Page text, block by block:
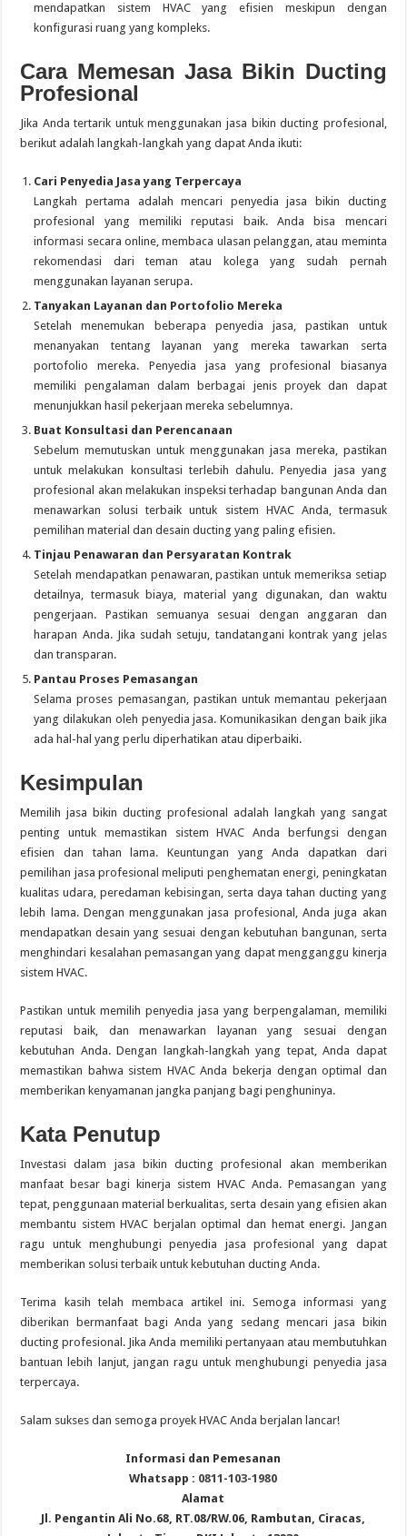
mendapatkan sistem HVAC yang efisien meskipun dengan
konfigurasi ruang yang kompleks.
Cara Memesan Jasa Bikin Ducting
Profesional
Jika Anda tertarik untuk menggunakan jasa bikin ducting profesional,
berikut adalah langkah-langkah yang dapat Anda ikuti:
Cari Penyedia Jasa yang Terpercaya
Langkah pertama adalah mencari penyedia jasa bikin ducting
profesional yang memiliki reputasi baik. Anda bisa mencari
informasi secara online, membaca ulasan pelanggan, atau meminta
rekomendasi dari teman atau kolega yang sudah pernah
menggunakan layanan serupa.
Tanyakan Layanan dan Portofolio Mereka
Setelah menemukan beberapa penyedia jasa, pastikan untuk
menanyakan tentang layanan yang mereka tawarkan serta
portofolio mereka. Penyedia jasa yang profesional biasanya
memiliki pengalaman dalam berbagai jenis proyek dan dapat
menunjukkan hasil pekerjaan mereka sebelumnya.
Buat Konsultasi dan Perencanaan
Sebelum memutuskan untuk menggunakan jasa mereka, pastikan
untuk melakukan konsultasi terlebih dahulu. Penyedia jasa yang
profesional akan melakukan inspeksi terhadap bangunan Anda dan
menawarkan solusi terbaik untuk sistem HVAC Anda, termasuk
pemilihan material dan desain ducting yang paling efisien.
Tinjau Penawaran dan Persyaratan Kontrak
Setelah mendapatkan penawaran, pastikan untuk memeriksa setiap
detailnya, termasuk biaya, material yang digunakan, dan waktu
pengerjaan. Pastikan semuanya sesuai dengan anggaran dan
harapan Anda. Jika sudah setuju, tandatangani kontrak yang jelas
dan transparan.
Pantau Proses Pemasangan
Selama proses pemasangan, pastikan untuk memantau pekerjaan
yang dilakukan oleh penyedia jasa. Komunikasikan dengan baik jika
ada hal-hal yang perlu diperhatikan atau diperbaiki.
Kesimpulan
Memilih jasa bikin ducting profesional adalah langkah yang sangat
penting untuk memastikan sistem HVAC Anda berfungsi dengan
efisien dan tahan lama. Keuntungan yang Anda dapatkan dari
pemilihan jasa profesional meliputi penghematan energi, peningkatan
kualitas udara, peredaman kebisingan, serta daya tahan ducting yang
lebih lama. Dengan menggunakan jasa profesional, Anda juga akan
mendapatkan desain yang sesuai dengan kebutuhan bangunan, serta
menghindari kesalahan pemasangan yang dapat mengganggu kinerja
sistem HVAC.
Pastikan untuk memilih penyedia jasa yang berpengalaman, memiliki
reputasi baik, dan menawarkan layanan yang sesuai dengan
kebutuhan Anda. Dengan langkah-langkah yang tepat, Anda dapat
memastikan bahwa sistem HVAC Anda bekerja dengan optimal dan
memberikan kenyamanan jangka panjang bagi penghuninya.
Kata Penutup
Investasi dalam jasa bikin ducting profesional akan memberikan
manfaat besar bagi kinerja sistem HVAC Anda. Pemasangan yang
tepat, penggunaan material berkualitas, serta desain yang efisien akan
membantu sistem HVAC berjalan optimal dan hemat energi. Jangan
ragu untuk menghubungi penyedia jasa profesional yang dapat
memberikan solusi terbaik untuk kebutuhan ducting Anda.
Terima kasih telah membaca artikel ini. Semoga informasi yang
diberikan bermanfaat bagi Anda yang sedang mencari jasa bikin
ducting profesional. Jika Anda memiliki pertanyaan atau membutuhkan
bantuan lebih lanjut, jangan ragu untuk menghubungi penyedia jasa
terpercaya.
Salam sukses dan semoga proyek HVAC Anda berjalan lancar!
Informasi dan Pemesanan
Whatsapp : 0811-103-1980
Alamat
Jl. Pengantin Ali No.68, RT.08/RW.06, Rambutan, Ciracas,